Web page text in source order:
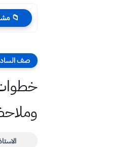
📁
صف السادس
خطوات